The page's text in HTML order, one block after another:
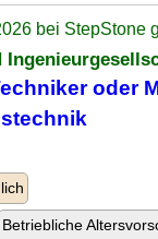
bei StepStone
oder
Betriebliche